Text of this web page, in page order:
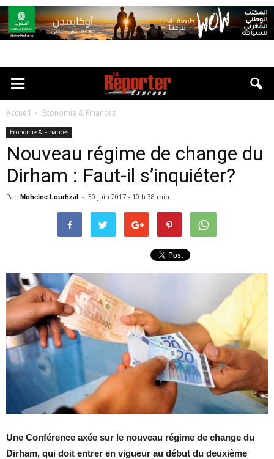
Accueil Économie & Finances
Économie & Finances
Nouveau régime de change du
Dirham : Faut-il s’inquiéter?
Par Mohcine Lourhzal - 30 juin 2017 - 10 h 38 min
Une Conférence axée sur le nouveau régime de change du
Dirham, qui doit entrer en vigueur au début du deuxième